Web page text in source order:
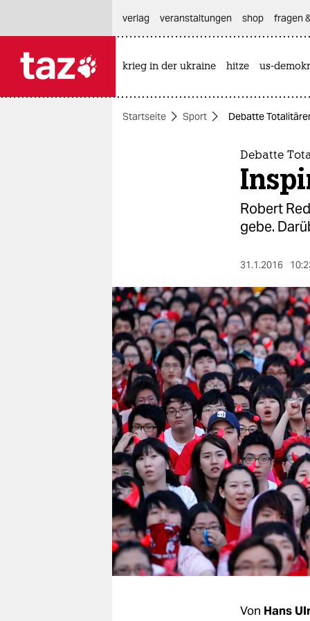
themen
berlin
nord
wahrheit
verlag
verlag
veranstaltungen
shop
fragen & hilfe
unterstützen
abo
verlag
veranstaltungen shop fragen
krieg in der ukraine hitze us-
Startseite Sport Debatte
Debatte
Robert
gebe.
31.1.2016
Von Hans